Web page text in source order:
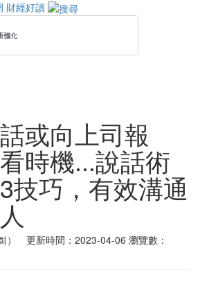
財經好讀
或向上司報
時機...說話術
技巧，有效溝通
） 更新時間：2023-04-06 瀏覽數：